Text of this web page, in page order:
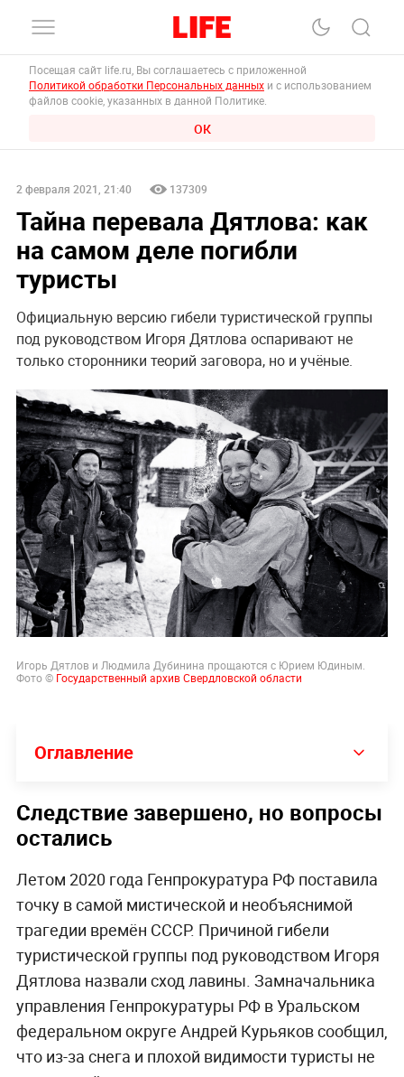
Посещая сайт life.ru, Вы соглашаетесь с приложенной
Политикой обработки Персональных данных и с использованием
файлов cookie, указанных в данной Политике.
ОК
2 февраля 2021, 21:40 137309
Тайна перевала Дятлова: как
на самом деле погибли
туристы
Официальную версию гибели туристической группы
под руководством Игоря Дятлова оспаривают не
только сторонники теорий заговора, но и учёные.
Игорь Дятлов и Людмила Дубинина прощаются с Юрием Юдиным.
Фото © Государственный архив Свердловской области
Оглавление
Следствие завершено, но вопросы
остались
Летом 2020 года Генпрокуратура РФ поставила
точку в самой мистической и необъяснимой
трагедии времён СССР. Причиной гибели
туристической группы под руководством Игоря
Дятлова назвали сход лавины. Замначальника
управления Генпрокуратуры РФ в Уральском
федеральном округе Андрей Курьяков сообщил,
что из-за снега и плохой видимости туристы не